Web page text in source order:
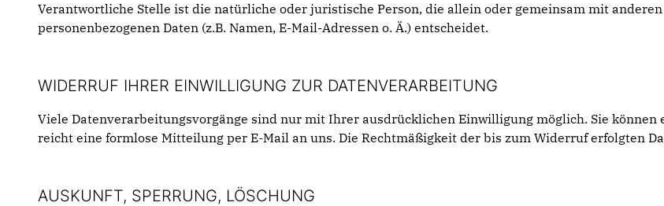
Verantwortliche Stelle ist die natürliche oder juristische Person, die allein oder gemeinsam mit
personenbezogenen Daten (z.B. Namen, E-Mail-Adressen o. Ä.) entscheidet.
WIDERRUF IHRER EINWILLIGUNG ZUR DATENVERARBEITUNG
Viele Datenverarbeitungsvorgänge sind nur mit Ihrer ausdrücklichen Einwilligung möglich. Sie
reicht eine formlose Mitteilung per E-Mail an uns. Die Rechtmäßigkeit der bis zum Widerruf erfolgten
AUSKUNFT, SPERRUNG, LÖSCHUNG